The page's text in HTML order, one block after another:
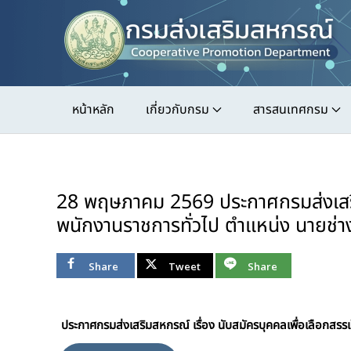
main
หน้าหลัก เกี่ยวกับกรม สารสนเทศกรม
28 พฤษภาคม 2569 ประกาศกรมส่งเ
พนักงานราชการทั่วไป ตำแหน่ง นายช่า
Share Tweet Share
ประกาศกรมส่งเสริมสหกรณ์ เรื่อง นับสมัครบุคคลเพื่อเลือกสร